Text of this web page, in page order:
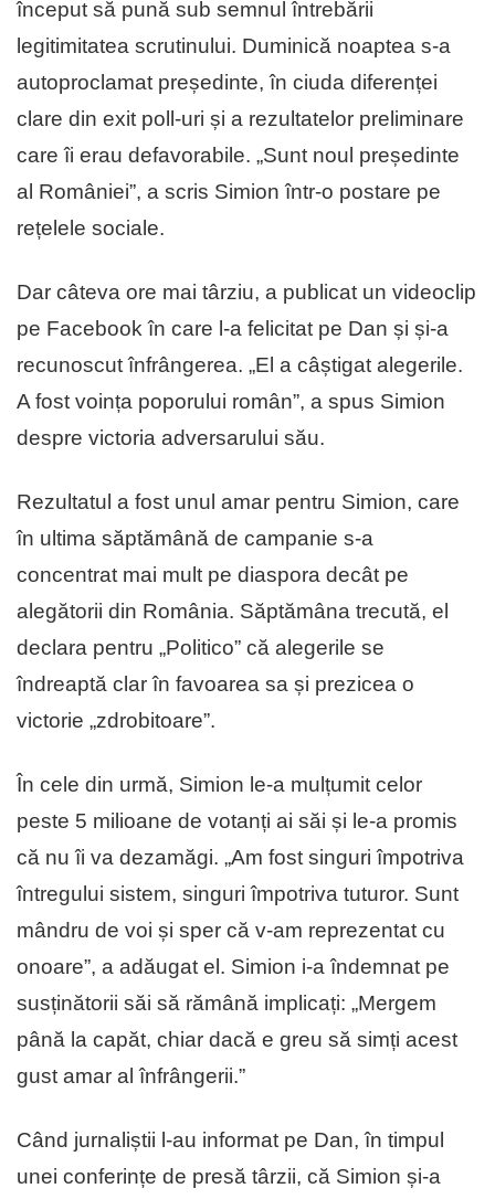
început să pună sub semnul întrebării
legitimitatea scrutinului. Duminică noaptea s-a
autoproclamat președinte, în ciuda diferenței
clare din exit poll-uri și a rezultatelor preliminare
care îi erau defavorabile. „Sunt noul președinte
al României”, a scris Simion într-o postare pe
rețelele sociale.
Dar câteva ore mai târziu, a publicat un videoclip
pe Facebook în care l-a felicitat pe Dan și și-a
recunoscut înfrângerea. „El a câștigat alegerile.
A fost voința poporului român”, a spus Simion
despre victoria adversarului său.
Rezultatul a fost unul amar pentru Simion, care
în ultima săptămână de campanie s-a
concentrat mai mult pe diaspora decât pe
alegătorii din România. Săptămâna trecută, el
declara pentru „Politico” că alegerile se
îndreaptă clar în favoarea sa și prezicea o
victorie „zdrobitoare”.
În cele din urmă, Simion le-a mulțumit celor
peste 5 milioane de votanți ai săi și le-a promis
că nu îi va dezamăgi. „Am fost singuri împotriva
întregului sistem, singuri împotriva tuturor. Sunt
mândru de voi și sper că v-am reprezentat cu
onoare”, a adăugat el. Simion i-a îndemnat pe
susținătorii săi să rămână implicați: „Mergem
până la capăt, chiar dacă e greu să simți acest
gust amar al înfrângerii.”
Când jurnaliștii l-au informat pe Dan, în timpul
unei conferințe de presă târzii, că Simion și-a